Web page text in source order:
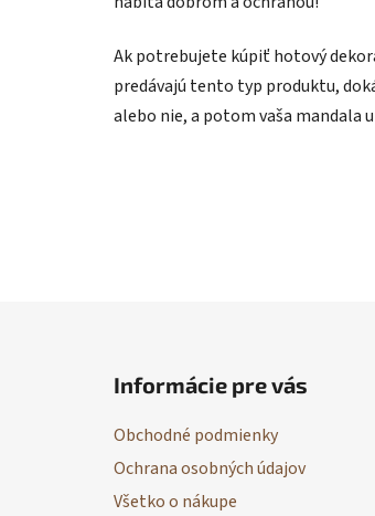
Ak potrebujete kúpiť hotový
predávajú tento typ produktu,
alebo nie, a potom vaša mandala
Informácie pre vás
Obchodné podmienky
Ochrana osobných údajov
Všetko o nákupe